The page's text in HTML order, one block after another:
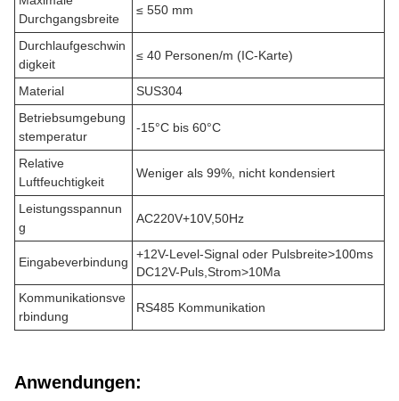
Durchgangsbreite
≤ 550 mm
Durchlaufgeschwin
digkeit
≤ 40 Personen/m (IC-Karte)
Material
SUS304
Betriebsumgebung
stemperatur
-15°C bis 60°C
Relative
Luftfeuchtigkeit
Weniger als 99%, nicht kondensiert
Leistungsspannun
g
AC220V+10V,50Hz
Eingabeverbindung
+12V-Level-Signal oder Pulsbreite>100ms
DC12V-Puls,Strom>10Ma
Kommunikationsve
rbindung
RS485 Kommunikation
Anwendungen: